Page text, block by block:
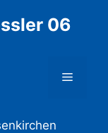
06
Menü